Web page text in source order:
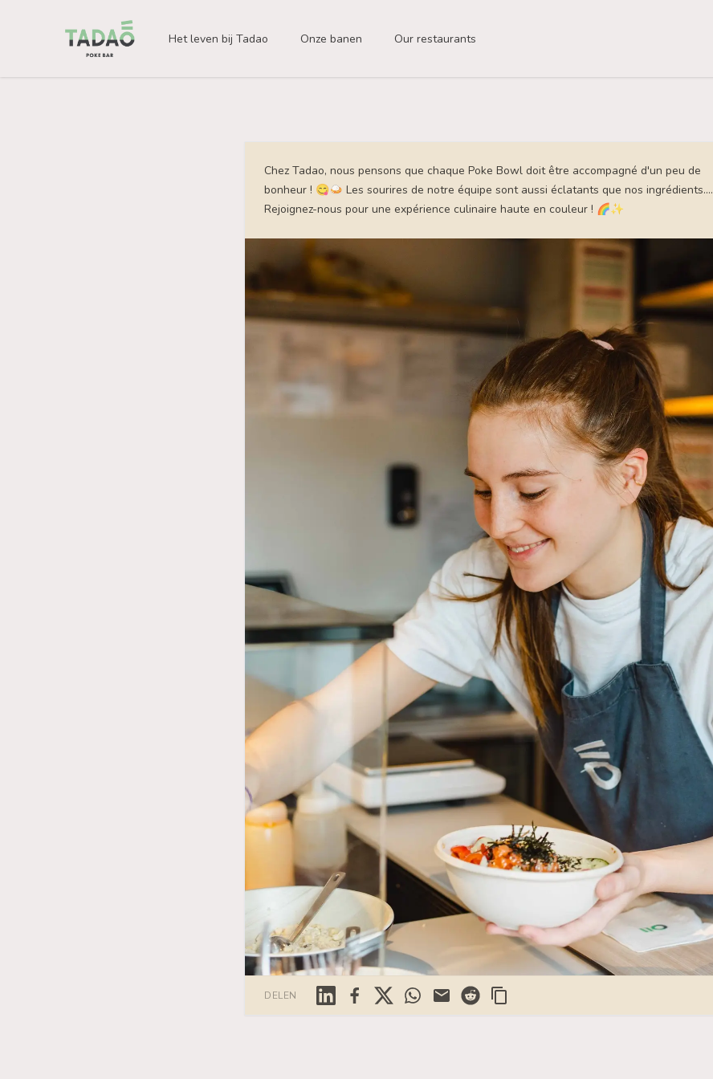
Het leven bij Tadao Onze banen Our restaurants
Chez Tadao, nous pensons que chaque Poke Bowl doit être accompagné d'un peu de
bonheur ! 😋🍛 Les sourires de notre équipe sont aussi éclatants que nos ingrédients....
Rejoignez-nous pour une expérience culinaire haute en couleur ! 🌈✨
DELEN LinkedinFacebook
X WhatsApp
Mail Reddit